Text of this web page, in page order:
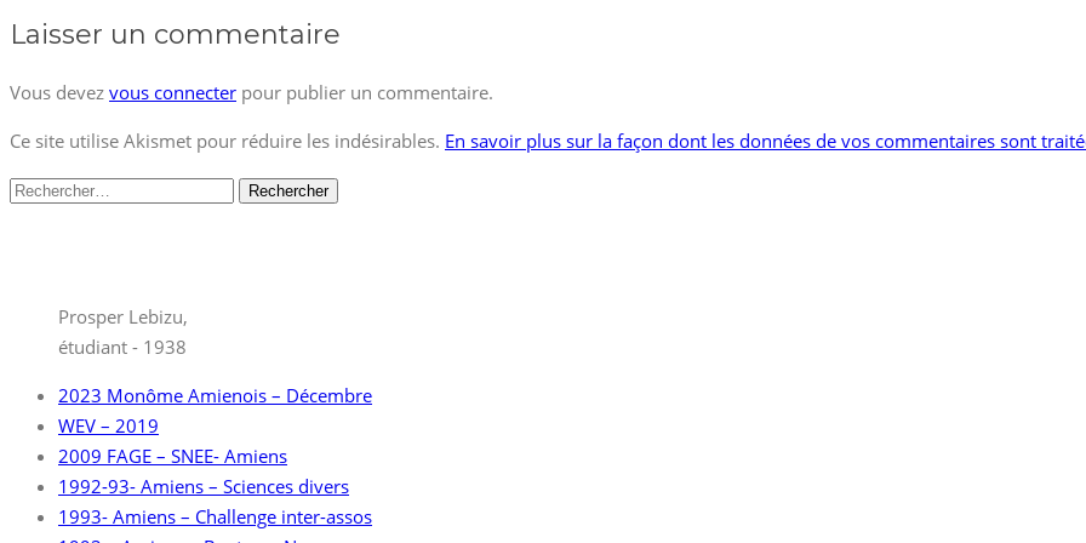
Laisser un commentaire
Vous devez vous connecter pour publier un commentaire.
Ce site utilise Akismet pour réduire les indésirables. En savoir plus sur la façon dont les données de vos commentaires sont
Rechercher :
Prosper Lebizu,
étudiant - 1938
2023 Monôme Amienois – Décembre
WEV – 2019
2009 FAGE – SNEE- Amiens
1992-93- Amiens – Sciences divers
1993- Amiens – Challenge inter-assos